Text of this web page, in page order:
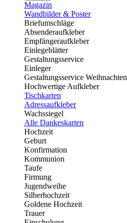
Magazin
Wandbilder & Poster
Briefumschläge
Absenderaufkleber
Empfängeraufkleber
Einlegeblätter
Gestaltungsservice
Einleger
Gestaltungsservice Weihnachten
Hochwertige Aufkleber
Tischkarten
Adressaufkleber
Wachssiegel
Alle Dankeskarten
Hochzeit
Geburt
Konfirmation
Kommunion
Taufe
Firmung
Jugendweihe
Silberhochzeit
Goldene Hochzeit
Trauer